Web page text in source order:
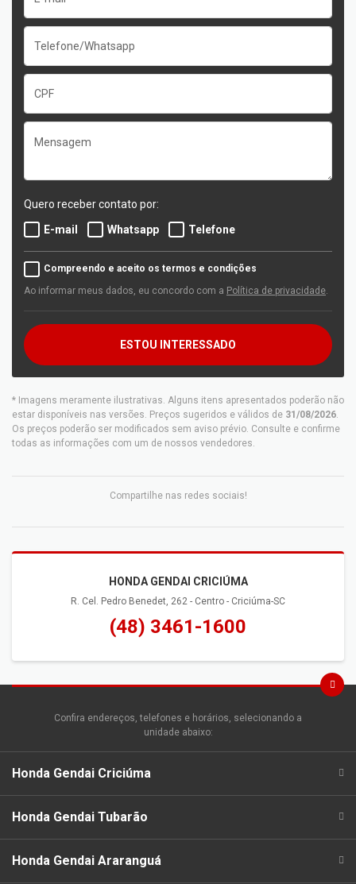
Quero receber contato por:
E-mail
Whatsapp Telefone
Compreendo e aceito os termos e condições
Ao informar meus dados, eu concordo com a Política de privacidade.
ESTOU INTERESSADO
* Imagens meramente ilustrativas. Alguns itens apresentados poderão não
estar disponíveis nas versões. Preços sugeridos e válidos de 31/08/2026.
Os preços poderão ser modificados sem aviso prévio. Consulte e confirme
todas as informações com um de nossos vendedores.
Compartilhe nas redes sociais!
HONDA GENDAI CRICIÚMA
R. Cel. Pedro Benedet, 262 - Centro - Criciúma-SC
(48) 3461-1600
Confira endereços, telefones e horários, selecionando a
unidade abaixo:
Honda Gendai Criciúma
Honda Gendai Tubarão
Honda Gendai Araranguá